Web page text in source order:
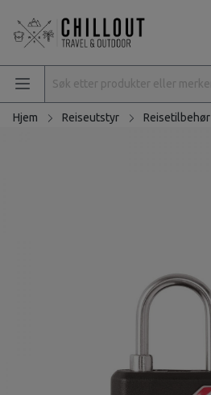
Hjem Reiseutstyr Reisetilbehør